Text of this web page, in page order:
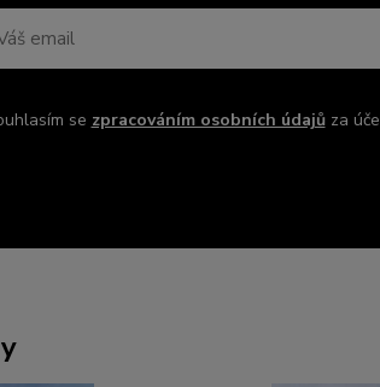
se zpracováním osobních údajůza